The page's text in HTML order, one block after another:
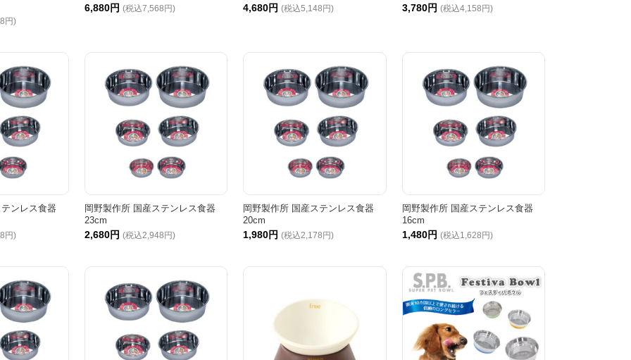
円)
6,880円 (税込7,568円) 4,680円 (税込5,148円) 3,780円 (税込4,158円)
ンレス食器
円)
岡野製作所 国産ステンレス食器
23cm
2,680円 (税込2,948円)
岡野製作所 国産ステンレス食器
20cm
1,980円 (税込2,178円)
岡野製作所 国産ステンレス食器
16cm
1,480円 (税込1,628円)